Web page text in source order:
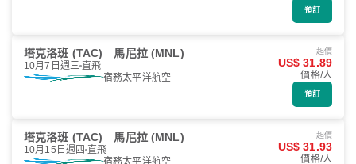
預訂
塔克洛班 (TAC) 馬尼拉 (MNL)
10月7日週三 直飛
宿務太平洋航空
起價
US$ 31.89
價格/人
預訂
塔克洛班 (TAC) 馬尼拉 (MNL)
10月15日週四 直飛
宿務太平洋航空
起價
US$ 31.93
價格/人